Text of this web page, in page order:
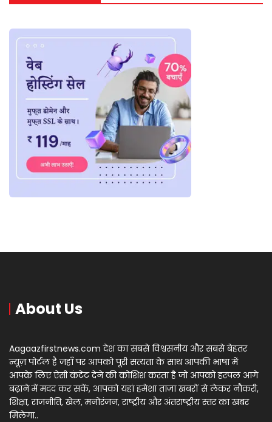
About Us
Aagaazfirstnews.com देश का सबसे विश्वसनीय और सबसे बेहतर
न्यूज़ पोर्टल है जहाँ पर आपको पूरी सत्यता के साथ आपकी भाषा में
आपके लिए ऐसी कंटेंट देने की कोशिश करता है जो आपको हरपल आगे
बढ़ाने में मदद कर सकें, आपको यहां हमेशा ताज़ा खबरों से लेकर नौकरी,
शिक्षा, राजनीति, खेल, मनोरंजन, राष्ट्रीय और अंतराष्ट्रीय स्तर का खबर
मिलेगा..